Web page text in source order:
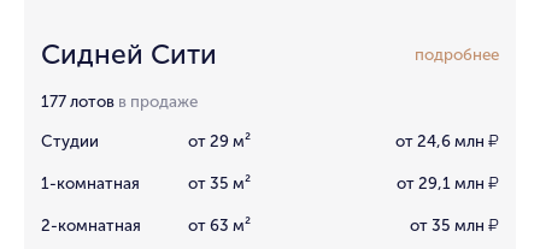
Сидней Сити подробнее
177 лотов в продаже
Студии от 29 м² от 24,6 млн ₽
1-комнатная от 35 м² от 29,1 млн ₽
2-комнатная от 63 м² от 35 млн ₽